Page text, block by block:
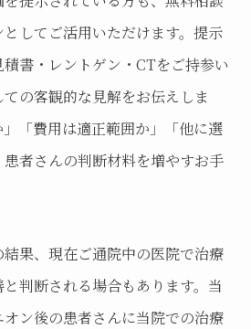
してご活用いただけます。提示
書・レントゲン・CTをご持参い
の客観的な見解をお伝えしま
「費用は適正範囲か」「他に選
者さんの判断材料を増やすお手
果、現在ご通院中の医院で治療
判断される場合もあります。当
ン後の患者さんに当院での治療